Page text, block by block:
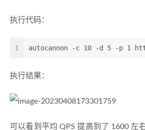
执行代码：
1 autocannon -c 10 -d 5 -p 1
执行结果：
可以看到平均 QPS 提高到了 1600 左